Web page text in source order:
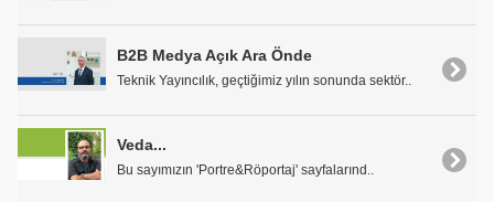
B2B Medya Açık Ara Önde
Teknik Yayıncılık, geçtiğimiz yılın sonunda sektör..
Veda...
Bu sayımızın 'Portre&Röportaj' sayfalarınd..